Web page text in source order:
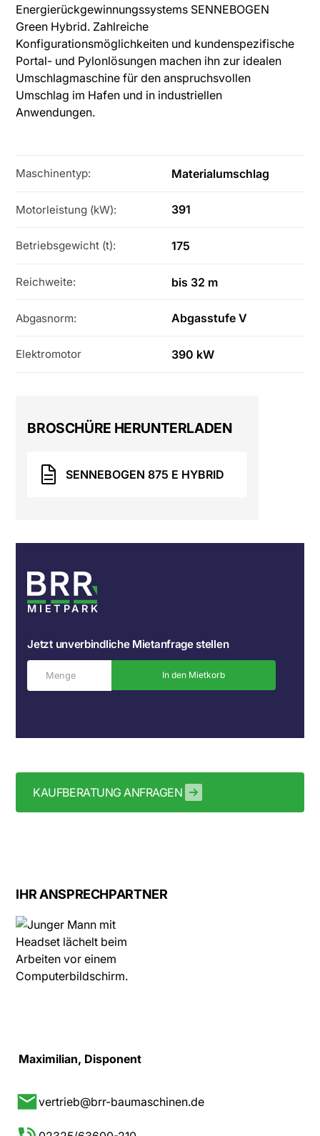
Energierückgewinnungssystems SENNEBOGEN
Green Hybrid. Zahlreiche
Konfigurationsmöglichkeiten und kundenspezifische
Portal- und Pylonlösungen machen ihn zur idealen
Umschlagmaschine für den anspruchsvollen
Umschlag im Hafen und in industriellen
Anwendungen.
Maschinentyp: Materialumschlag
Motorleistung (kW): 391
Betriebsgewicht (t): 175
Reichweite: bis 32 m
Abgasnorm: Abgasstufe V
Elektromotor 390 kW
BROSCHÜRE HERUNTERLADEN
SENNEBOGEN 875 E HYBRID
MIETPARK
Jetzt unverbindliche Mietanfrage stellen
In den Mietkorb
KAUFBERATUNG ANFRAGEN
IHR ANSPRECHPARTNER
Maximilian, Disponent
vertrieb@brr-baumaschinen.de